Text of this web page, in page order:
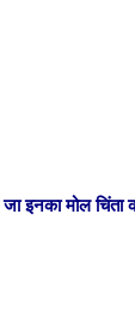
इनका मोल चिंता